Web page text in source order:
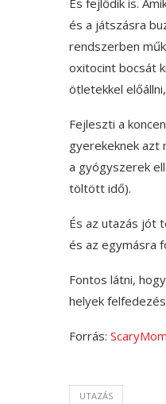
És fejlődik is.
és a játszásra
rendszerben
oxitocint bocsát
ötletekkel
Fejleszti a
gyerekeknek azt
a gyógyszerek
töltött idő).
És az utazás jót
és az egymásra
Fontos látni,
helyek
Forrás:
UTAZÁS